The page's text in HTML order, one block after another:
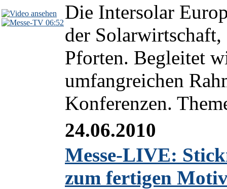
06:52 Die Intersolar
der
Pforten. Begleitet
umfangreichen
Konferenzen.
24.06.2010
Messe-LIVE:
zum fertigen